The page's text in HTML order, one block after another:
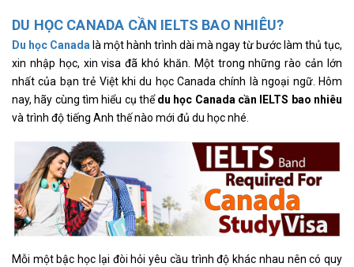
DU HỌC CANADA CẦN IELTS BAO NHIÊU?
Du học Canada là một hành trình dài mà ngay từ bước làm thủ tục,
xin nhập học, xin visa đã khó khăn. Một trong những rào cản lớn
nhất của bạn trẻ Việt khi du học Canada chính là ngoại ngữ. Hôm
nay, hãy cùng tìm hiểu cụ thểdu học Canada cần IELTS bao nhiêu
và trình độ tiếng Anh thế nào mới đủ du học nhé.
Mỗi một bậc học lại đòi hỏi yêu cầu trình độ khác nhau nên có quy